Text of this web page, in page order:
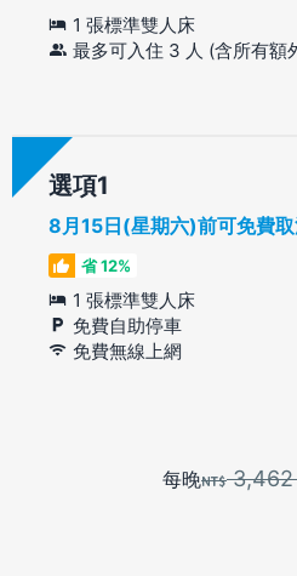
1 張標準雙人床
最多可入住 3 人 (含所有額
選項
8月15日(星期六)前可免費
省 12%
1 張標準雙人床
免費自助停車
免費無線上網
每晚